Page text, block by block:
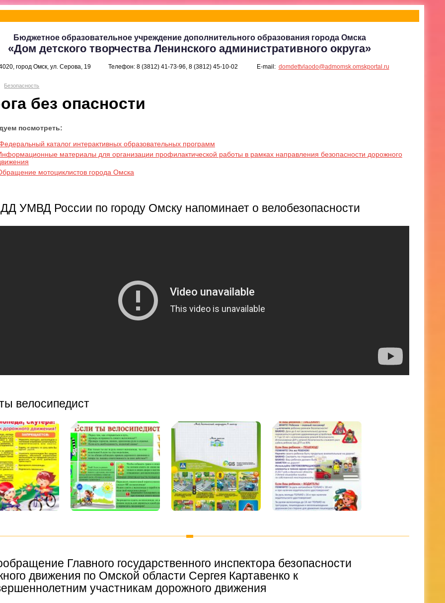
Бюджетное образовательное учреждение дополнительного образования города Омска
«Дом детского творчества Ленинского административного округа»
город Омск, ул. Серова, 19 Телефон: 8 (3812) 41-73-96, 8 (3812) 45-10-02 E-mail: domdettvlaodo@admomsk.omskportal.ru
Безопасность
без опасности
посмотреть:
каталог интерактивных образовательных программ
материалы для организации профилактической работы в рамках направления безопасности дорожного
мотоциклистов города Омска
УМВД России по городу Омску напоминает о велобезопасности
велосипедист
Главного государственного инспектора безопасности
движения по Омской области Сергея Картавенко к
участникам дорожного движения